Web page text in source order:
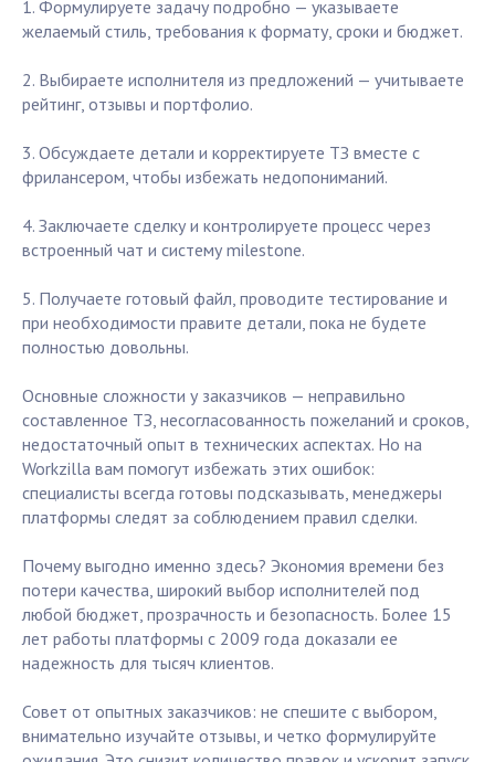
1. Формулируете задачу подробно — указываете
желаемый стиль, требования к формату, сроки и бюджет.
2. Выбираете исполнителя из предложений — учитываете
рейтинг, отзывы и портфолио.
3. Обсуждаете детали и корректируете ТЗ вместе с
фрилансером, чтобы избежать недопониманий.
4. Заключаете сделку и контролируете процесс через
встроенный чат и систему milestone.
5. Получаете готовый файл, проводите тестирование и
при необходимости правите детали, пока не будете
полностью довольны.
Основные сложности у заказчиков — неправильно
составленное ТЗ, несогласованность пожеланий и сроков,
недостаточный опыт в технических аспектах. Но на
Workzilla вам помогут избежать этих ошибок:
специалисты всегда готовы подсказывать, менеджеры
платформы следят за соблюдением правил сделки.
Почему выгодно именно здесь? Экономия времени без
потери качества, широкий выбор исполнителей под
любой бюджет, прозрачность и безопасность. Более 15
лет работы платформы с 2009 года доказали ее
надежность для тысяч клиентов.
Совет от опытных заказчиков: не спешите с выбором,
внимательно изучайте отзывы, и четко формулируйте